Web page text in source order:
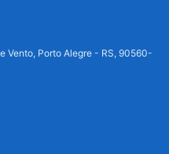
Vento, Porto Alegre - RS, 90560-